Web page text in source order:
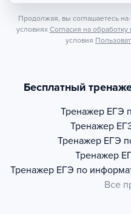
Продолжая, вы соглашаетесь
условиях Согласия на
условия
Бесплатный
Тренажер ЕГЭ
Тренажер
Тренажер ЕГЭ
Тренажер
Тренажер ЕГЭ по
Все